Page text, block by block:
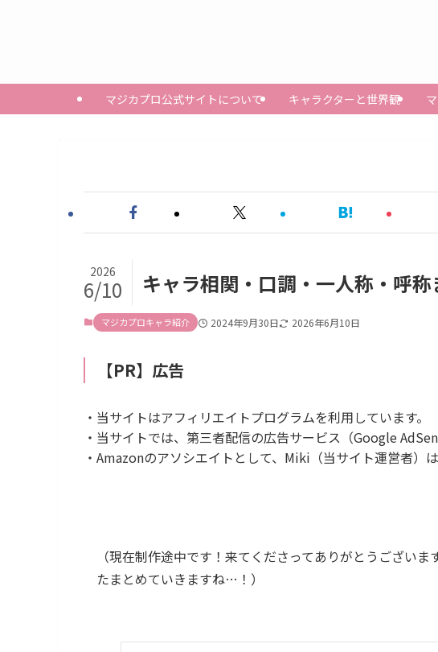
マジカプロ公式サイトについて キャラクターと世界観
キャラ相関・口調・一人称・呼称
2026
6/10
マジカプロキャラ紹介 2024年9月30日 2026年6月10日
【PR】広告
・当サイトはアフィリエイトプログラムを利用しています。
・当サイトでは、第三者配信の広告サービス（Google
・Amazonのアソシエイトとして、Miki（当サイト運営者）
（現在制作途中です！来てくださってありがとうござい
たまとめていきますね…！）